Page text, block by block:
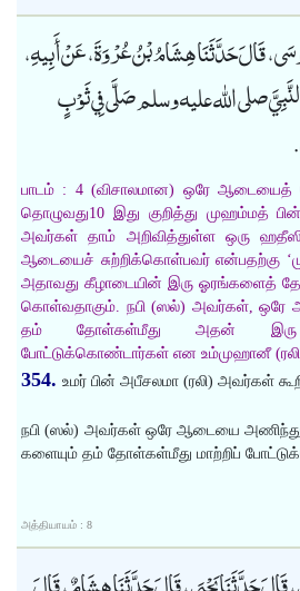
قَالَ حَدَّثَنَا هِشَامُ بْنُ عُرْوَةَ، عَنْ أَبِيهِ،
صلى الله عليه وسلم صَلَّى فِي ثَوْبٍ
பாடம் : 4 (விசாலமான) ஒரே ஆடையைத்
தொழுவது10 இது குறித்து முஹம்மத்
அவர்கள் தாம் அறிவித்துள்ள ஒரு ஹதீஸில்
ஆடையைச் சுற்றிக்கொள்பவர் என்பதற்கு
அதாவது கீழாடையின் இரு ஓரங்களைத்
கொள்வதாகும். நபி (ஸல்) அவர்கள், ஒரே
தம் தோள்கள்மீது அதன் இரு
போட்டுக்கொண்டார்கள் என உம்முஹானீ
354. உமர் பின் அபீசலமா (ரலி) அவர்கள்
நபி (ஸல்) அவர்கள் ஒரே ஆடையை
களையும் தம் தோள்கள்மீது மாற்றிப்
அத்தியாயம் : 8